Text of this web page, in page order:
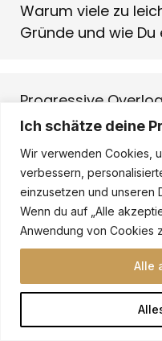
Ich schätze deine
Wir verwenden Cookies,
verbessern,
einzusetzen und unseren
Wenn du auf „Alle
Anwendung von Cookies
Alle
Warum viele zu
Gründe und wie
Progressive
erzielst Du
nachhaltige
Muscle-Mind-
Bodybuilding & der